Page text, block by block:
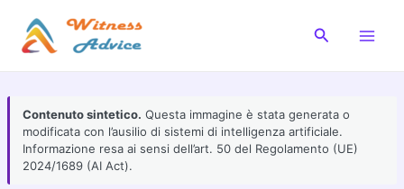
contenuto
Cerca
Contenuto sintetico. Questa immagine è stata generata o
modificata con l’ausilio di sistemi di intelligenza artificiale.
Informazione resa ai sensi dell’art. 50 del Regolamento (UE)
2024/1689 (AI Act).